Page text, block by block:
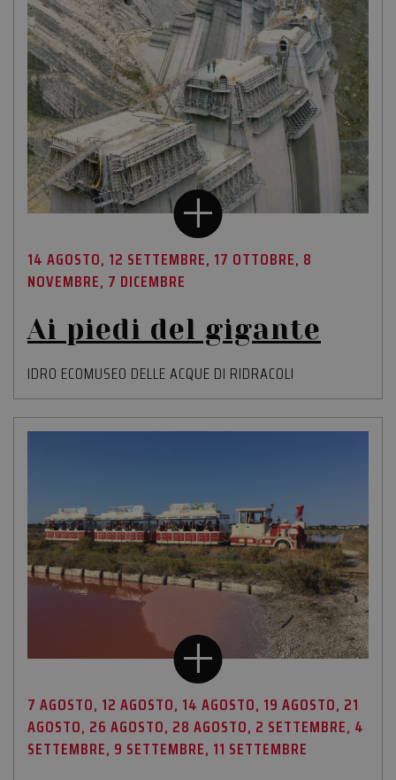
14 AGOSTO, 12 SETTEMBRE, 17 OTTOBRE, 8
NOVEMBRE, 7 DICEMBRE
Ai piedi del gigante
IDRO ECOMUSEO DELLE ACQUE DI RIDRACOLI
7 AGOSTO, 12 AGOSTO, 14 AGOSTO, 19 AGOSTO, 21
AGOSTO, 26 AGOSTO, 28 AGOSTO, 2 SETTEMBRE, 4
SETTEMBRE, 9 SETTEMBRE, 11 SETTEMBRE